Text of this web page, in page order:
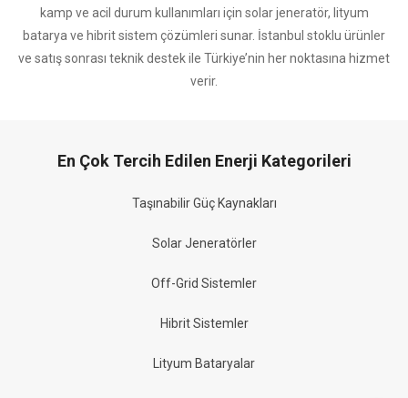
kamp ve acil durum kullanımları için solar jeneratör, lityum
batarya ve hibrit sistem çözümleri sunar. İstanbul stoklu ürünler
ve satış sonrası teknik destek ile Türkiye’nin her noktasına hizmet
verir.
En Çok Tercih Edilen Enerji Kategorileri
Taşınabilir Güç Kaynakları
Solar Jeneratörler
Off-Grid Sistemler
Hibrit Sistemler
Lityum Bataryalar